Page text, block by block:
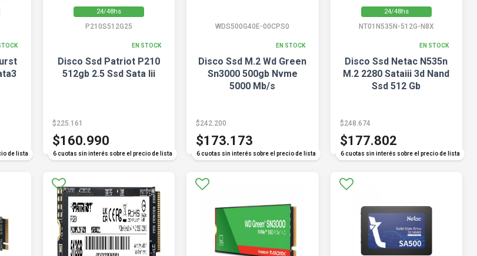
de lista
24/48hs
P210S512G25
EN STOCK
Disco Ssd Patriot P210
512gb 2.5 Ssd Sata Iii
6 cuotas sin interés sobre el precio de lista
$225.161
$160.990
WDS500G40E-00CPS0
EN STOCK
Disco Ssd M.2 Wd Green
Sn3000 500gb Nvme
5000 Mb/s
6 cuotas sin interés sobre el precio de lista
$242.200
$173.173
24/48hs
NT01N535N-512G-N8X
EN STOCK
Disco Ssd Netac N535n
M.2 2280 Sataiii 3d Nand
Ssd 512 Gb
6 cuotas sin interés sobre el precio de lista
$248.674
$177.802